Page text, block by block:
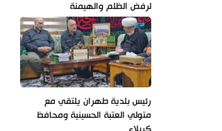
لرفض الظلم والهيمنة
رئيس بلدية طهران يلتقي مع
متولي العتبة الحسينية ومحافظ
كربلاء